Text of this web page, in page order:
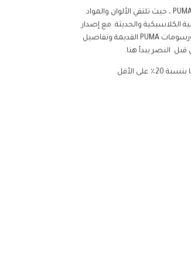
تعرف على أحدث عضو في عائلة PUMA Rider ، Blktop Rider ، حيث تلتقي الألوان والمواد
الكلاسيكية والحديثة. مع إصدار
Podium هذا ، الذي يتميز بألوان زاهية ونابضة بالحياة ورسومات PUMA القديمة وتفاصيل
النصر يبدأ هنا.
الأقل